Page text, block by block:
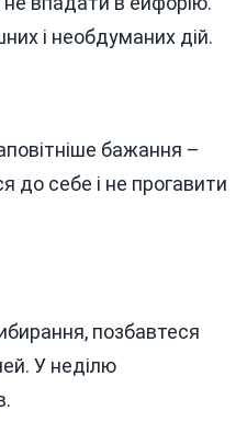
і необдуманих дій.
бажання –
до себе і не прогавити
позбавтеся
У неділю